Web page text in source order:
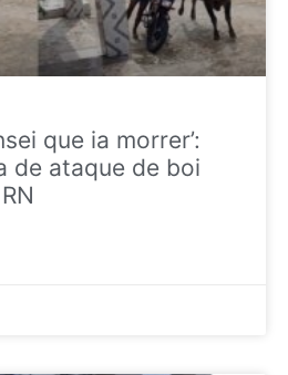
que ia morrer’:
de ataque de boi